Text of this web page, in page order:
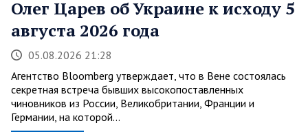
Олег Царев об Украине к исходу 5
августа 2026 года
05.08.2026 21:28
Агентство Bloomberg утверждает, что в Вене состоялась
секретная встреча бывших высокопоставленных
чиновников из России, Великобритании, Франции и
Германии, на которой…